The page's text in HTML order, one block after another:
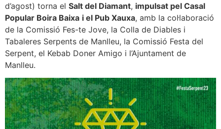
d’agost) torna el Salt del Diamant, impulsat pel Casal
Popular Boira Baixa i el Pub Xauxa, amb la col·laboració
de la Comissió Fes-te Jove, la Colla de Diables i
Tabaleres Serpents de Manlleu, la Comissió Festa del
Serpent, el Kebab Doner Amigo i l’Ajuntament de
Manlleu.